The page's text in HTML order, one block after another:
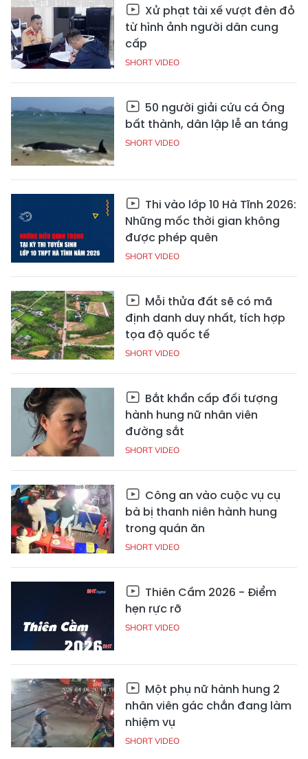
Xử phạt tài xế vượt đèn đỏ
từ hình ảnh người dân cung
cấp
SHORT VIDEO
50 người giải cứu cá Ông
bất thành, dân lập lễ an táng
SHORT VIDEO
Thi vào lớp 10 Hà Tĩnh 2026:
Những mốc thời gian không
được phép quên
SHORT VIDEO
Mỗi thửa đất sẽ có mã
định danh duy nhất, tích hợp
tọa độ quốc tế
SHORT VIDEO
Bắt khẩn cấp đối tượng
hành hung nữ nhân viên
đường sắt
SHORT VIDEO
Công an vào cuộc vụ cụ
bà bị thanh niên hành hung
trong quán ăn
SHORT VIDEO
Thiên Cầm 2026 - Điểm
hẹn rực rỡ
SHORT VIDEO
Một phụ nữ hành hung 2
nhân viên gác chắn đang làm
nhiệm vụ
SHORT VIDEO